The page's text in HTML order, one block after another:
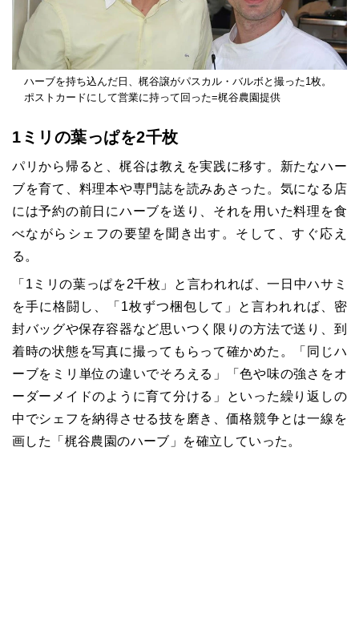
ハーブを持ち込んだ日、梶谷譲がパスカル・バルボと撮った1枚。
ポストカードにして営業に持って回った=梶谷農園提供
1ミリの葉っぱを2千枚
パリから帰ると、梶谷は教えを実践に移す。新たなハー
ブを育て、料理本や専門誌を読みあさった。気になる店
には予約の前日にハーブを送り、それを用いた料理を食
べながらシェフの要望を聞き出す。そして、すぐ応え
る。
「1ミリの葉っぱを2千枚」と言われれば、一日中ハサミ
を手に格闘し、「1枚ずつ梱包して」と言われれば、密
封バッグや保存容器など思いつく限りの方法で送り、到
着時の状態を写真に撮ってもらって確かめた。「同じハ
ーブをミリ単位の違いでそろえる」「色や味の強さをオ
ーダーメイドのように育て分ける」といった繰り返しの
中でシェフを納得させる技を磨き、価格競争とは一線を
画した「梶谷農園のハーブ」を確立していった。